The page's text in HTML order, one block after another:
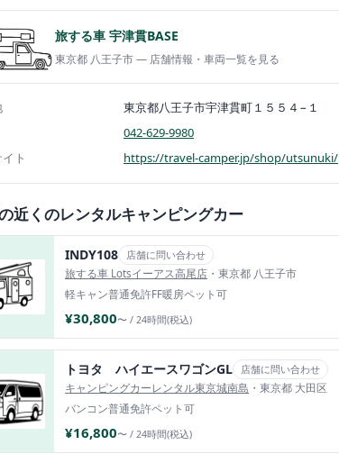
旅する車 宇津貫BASE
東京都 八王子市 — 店舗情報・車両一覧を見る
東京都八王子市宇津貫町１５５４−１
042-629-9980
ト
https://travel-camper.jp/shop/utsunuki/
近くのレンタルキャンピングカー
INDY108 店舗に問い合わせ
旅する車 Lotsイーアス高尾店 ・東京都 八王子市
軽キャン普通免許FF暖房ペット可
¥30,800〜 / 24時間(税込)
トヨタ ハイエースワゴンGL 店舗に問い合わせ
キャンピングカーレンタル東京城南島 ・東京都 大田区
バンコン普通免許ペット可
¥16,800〜 / 24時間(税込)